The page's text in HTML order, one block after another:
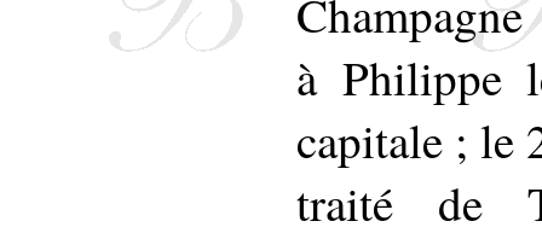
à Philippe
capitale ; le
traité de